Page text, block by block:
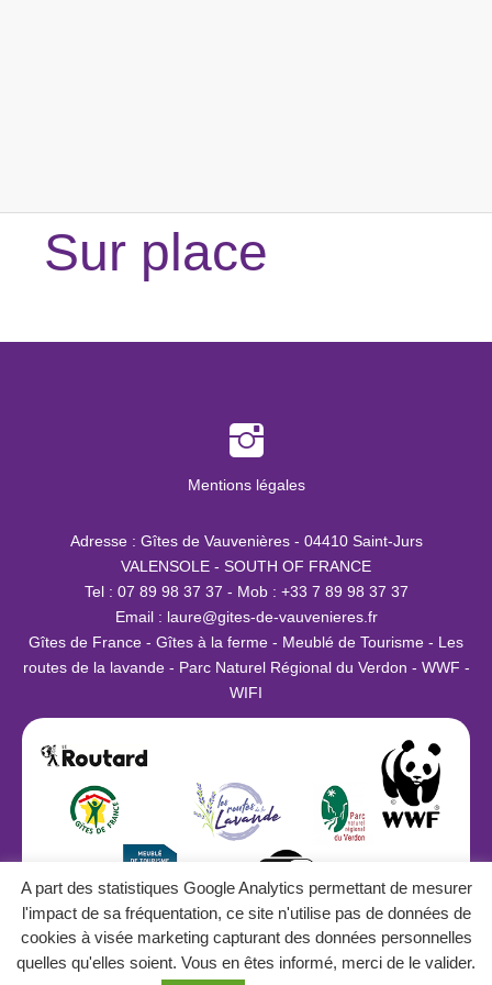
Sur place
Mentions légales
Adresse : Gîtes de Vauvenières - 04410 Saint-Jurs
VALENSOLE - SOUTH OF FRANCE
Tel : 07 89 98 37 37 - Mob : +33 7 89 98 37 37
Email : laure@gites-de-vauvenieres.fr
Gîtes de France - Gîtes à la ferme - Meublé de Tourisme - Les
routes de la lavande - Parc Naturel Régional du Verdon - WWF -
WIFI
#gites #gitesdefrance #verdon
A part des statistiques Google Analytics permettant de mesurer
l'impact de sa fréquentation, ce site n'utilise pas de données de
cookies à visée marketing capturant des données personnelles
quelles qu'elles soient. Vous en êtes informé, merci de le valider.